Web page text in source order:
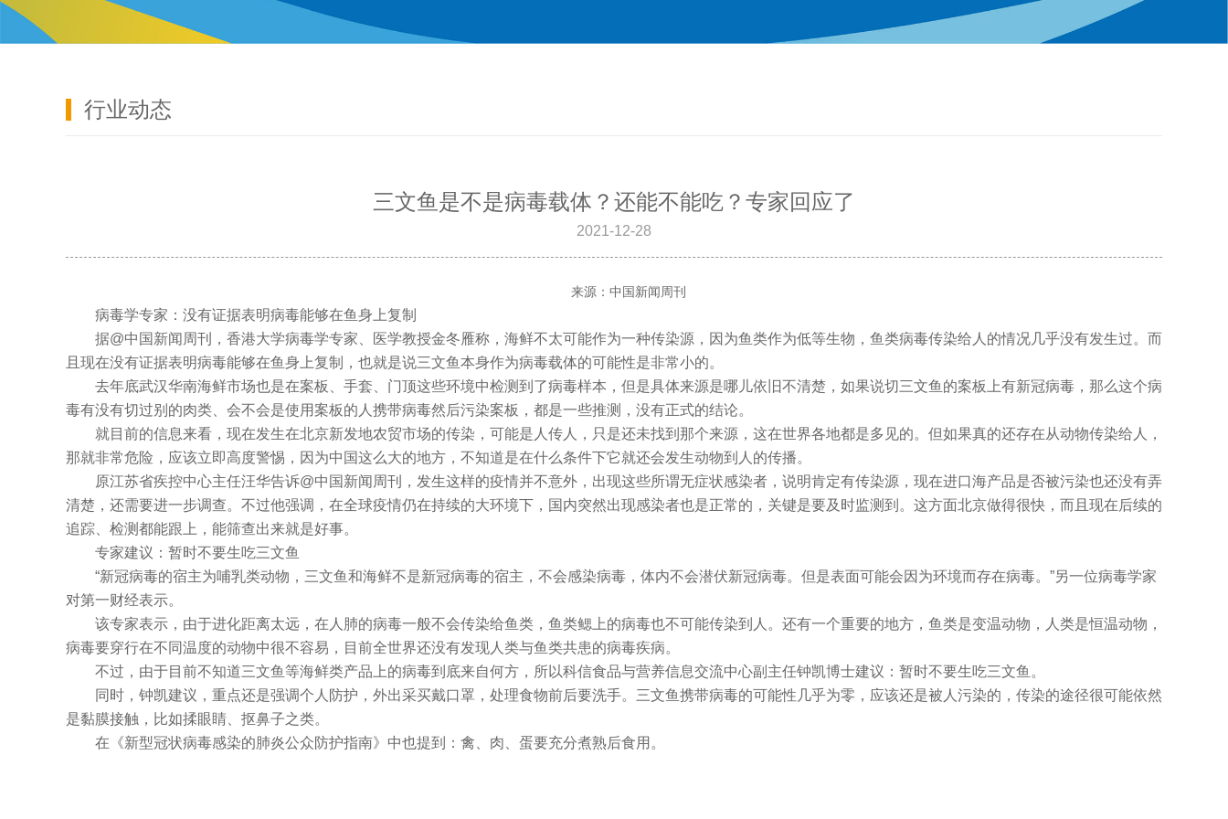
行业动态
三文鱼是不是病毒载体？还能不能吃？专家回应了
2021-12-28
来源：中国新闻周刊
病毒学专家：没有证据表明病毒能够在鱼身上复制
据@中国新闻周刊，香港大学病毒学专家、医学教授金冬雁称，海鲜不太可能作为一种传染源，因为鱼类作为低等生物，鱼类病毒传染给人的情况几乎没有发生过。而
且现在没有证据表明病毒能够在鱼身上复制，也就是说三文鱼本身作为病毒载体的可能性是非常小的。
去年底武汉华南海鲜市场也是在案板、手套、门顶这些环境中检测到了病毒样本，但是具体来源是哪儿依旧不清楚，如果说切三文鱼的案板上有新冠病毒，那么这个病
毒有没有切过别的肉类、会不会是使用案板的人携带病毒然后污染案板，都是一些推测，没有正式的结论。
就目前的信息来看，现在发生在北京新发地农贸市场的传染，可能是人传人，只是还未找到那个来源，这在世界各地都是多见的。但如果真的还存在从动物传染给人，
那就非常危险，应该立即高度警惕，因为中国这么大的地方，不知道是在什么条件下它就还会发生动物到人的传播。
原江苏省疾控中心主任汪华告诉@中国新闻周刊，发生这样的疫情并不意外，出现这些所谓无症状感染者，说明肯定有传染源，现在进口海产品是否被污染也还没有弄
清楚，还需要进一步调查。不过他强调，在全球疫情仍在持续的大环境下，国内突然出现感染者也是正常的，关键是要及时监测到。这方面北京做得很快，而且现在后续的
追踪、检测都能跟上，能筛查出来就是好事。
专家建议：暂时不要生吃三文鱼
“新冠病毒的宿主为哺乳类动物，三文鱼和海鲜不是新冠病毒的宿主，不会感染病毒，体内不会潜伏新冠病毒。但是表面可能会因为环境而存在病毒。”另一位病毒学家
对第一财经表示。
该专家表示，由于进化距离太远，在人肺的病毒一般不会传染给鱼类，鱼类鳃上的病毒也不可能传染到人。还有一个重要的地方，鱼类是变温动物，人类是恒温动物，
病毒要穿行在不同温度的动物中很不容易，目前全世界还没有发现人类与鱼类共患的病毒疾病。
不过，由于目前不知道三文鱼等海鲜类产品上的病毒到底来自何方，所以科信食品与营养信息交流中心副主任钟凯博士建议：暂时不要生吃三文鱼。
同时，钟凯建议，重点还是强调个人防护，外出采买戴口罩，处理食物前后要洗手。三文鱼携带病毒的可能性几乎为零，应该还是被人污染的，传染的途径很可能依然
是黏膜接触，比如揉眼睛、抠鼻子之类。
在《新型冠状病毒感染的肺炎公众防护指南》中也提到：禽、肉、蛋要充分煮熟后食用。